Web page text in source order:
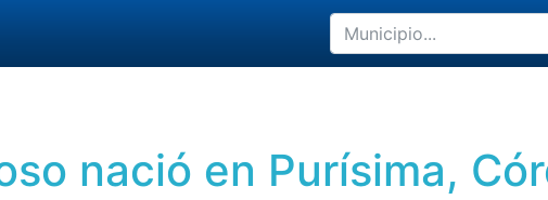
nació en Purísima,